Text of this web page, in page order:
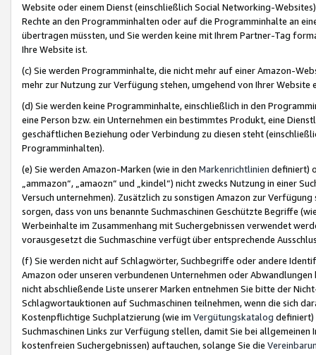
Website oder einem Dienst (einschließlich Social Networking-
Rechte an den Programminhalten oder auf die Programminhalte an
übertragen müssten, und Sie werden keine mit Ihrem Partner-Tag
Ihre Website ist.
(c) Sie werden Programminhalte, die nicht mehr auf einer Amazon-
mehr zur Nutzung zur Verfügung stehen, umgehend von Ihrer
(d) Sie werden keine Programminhalte, einschließlich in den
eine Person bzw. ein Unternehmen ein bestimmtes Produkt, eine
geschäftlichen Beziehung oder Verbindung zu diesen steht
Programminhalten).
(e) Sie werden Amazon-Marken (wie in den Markenrichtlinien definiert)
„ammazon“, „amaozn“ und „kindel“) nicht zwecks Nutzung in einer
Versuch unternehmen). Zusätzlich zu sonstigen Amazon zur
sorgen, dass von uns benannte Suchmaschinen Geschützte Begriffe
Werbeinhalte im Zusammenhang mit Suchergebnissen verwendet
vorausgesetzt die Suchmaschine verfügt über entsprechende
(f) Sie werden nicht auf Schlagwörter, Suchbegriffe oder andere
Amazon oder unseren verbundenen Unternehmen oder
nicht abschließende Liste unserer Marken entnehmen Sie bitte der
Schlagwortauktionen auf Suchmaschinen teilnehmen, wenn die sich
Kostenpflichtige Suchplatzierung (wie im Vergütungskatalog definiert)
Suchmaschinen Links zur Verfügung stellen, damit Sie bei
kostenfreien Suchergebnissen) auftauchen, solange Sie die